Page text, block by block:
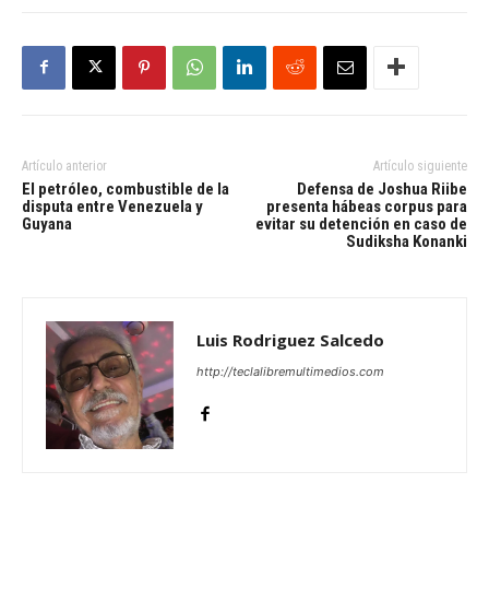
Artículo anterior
El petróleo, combustible de la
disputa entre Venezuela y
Guyana
Artículo siguiente
Defensa de Joshua Riibe
presenta hábeas corpus para
evitar su detención en caso de
Sudiksha Konanki
Luis Rodriguez Salcedo
http://teclalibremultimedios.com